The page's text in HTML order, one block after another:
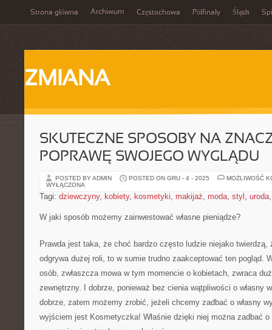
Strona główna Archiwum Częstochowa Półfinały Śląsk
ZMIANA
SKUTECZNE SPOSOBY NA
POPRAWĘ SWOJEGO WYGLĄDU
POSTED BY ADMIN POSTED ON GRU - 4 - 2025
MOŻLIWOŚĆ
WYŁĄCZONA
Tagi: dziewczyny, kobiety, kosmetyki, makijaż, moda, styl , uroda
W jaki sposób możemy zainwestować własne pieniądze?
Prawda jest taka, że choć bardzo często ludzie niejako twierdzą,
odgrywa dużej roli, to w sumie trudno zaakceptować ten pogląd.
osób, zwłaszcza mowa w tym momencie o kobietach, zwraca
zewnętrzny. I dobrze, ponieważ bez cienia wątpliwości o własny
dobrze, zatem możemy zrobić, jeżeli chcemy zadbać o własny
wyjściem jest Kosmetyczka! Właśnie dzięki niej można zadbać